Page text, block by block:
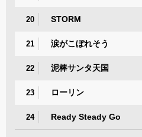
20 STORM
21 涙がこぼれそう
22 泥棒サンタ天国
23 ローリン
24 Ready Steady Go